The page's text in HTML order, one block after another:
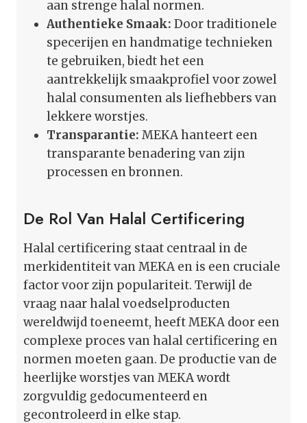
aan strenge halal normen.
Authentieke Smaak: Door traditionele
specerijen en handmatige technieken
te gebruiken, biedt het een
aantrekkelijk smaakprofiel voor zowel
halal consumenten als liefhebbers van
lekkere worstjes.
Transparantie: MEKA hanteert een
transparante benadering van zijn
processen en bronnen.
De Rol Van Halal Certificering
Halal certificering staat centraal in de
merkidentiteit van MEKA en is een cruciale
factor voor zijn populariteit. Terwijl de
vraag naar halal voedselproducten
wereldwijd toeneemt, heeft MEKA door een
complexe proces van halal certificering en
normen moeten gaan. De productie van de
heerlijke worstjes van MEKA wordt
zorgvuldig gedocumenteerd en
gecontroleerd in elke stap.